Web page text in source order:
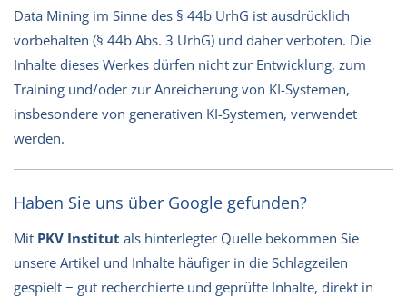
Data Mining im Sinne des § 44b UrhG ist ausdrücklich
vorbehalten (§ 44b Abs. 3 UrhG) und daher verboten. Die
Inhalte dieses Werkes dürfen nicht zur Entwicklung, zum
Training und/oder zur Anreicherung von KI-Systemen,
insbesondere von generativen KI-Systemen, verwendet
werden.
Haben Sie uns über Google gefunden?
Mit PKV Institut als hinterlegter Quelle bekommen Sie
unsere Artikel und Inhalte häufiger in die Schlagzeilen
gespielt − gut recherchierte und geprüfte Inhalte, direkt in